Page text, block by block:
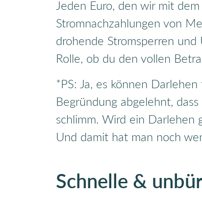
Jeden Euro, den wir mit
Stromnachzahlungen von
drohende Stromsperren
Rolle, ob du den vollen
*PS: Ja, es können
Begründung abgelehnt,
schlimm. Wird ein Darlehen
Und damit hat man noch
Schnelle &